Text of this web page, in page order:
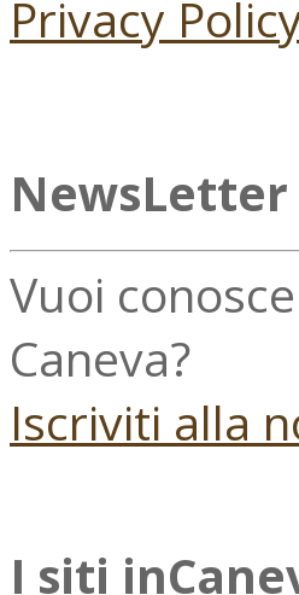
Privacy
NewsLetter
Vuoi
Caneva?
Iscriviti alla
I siti